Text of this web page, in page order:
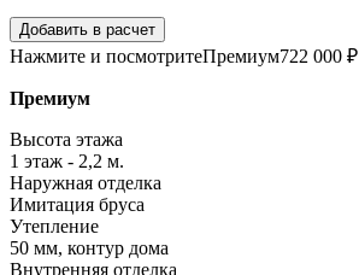
Добавить в расчет
Нажмите и посмотритеПремиум722 000 ₽
Премиум
Высота этажа
1 этаж - 2,2 м.
Наружная отделка
Имитация бруса
Утепление
50 мм, контур дома
Внутренняя отделка